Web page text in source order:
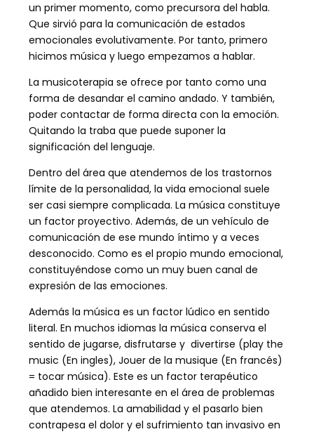
un primer momento, como precursora del habla.
Que sirvió para la comunicación de estados
emocionalesevolutivamente. Por tanto, primero
hicimos música y luego empezamos a hablar.
La musicoterapia se ofrece por tanto como una
forma de desandar el camino andado. Y también,
poder contactar de forma directa con la emoción.
Quitando la traba que puede suponer la
significación del lenguaje.
Dentro del área que atendemos de los trastornos
límite de la personalidad, la vida emocional suele
ser casi siempre complicada.La música constituye
un factor proyectivo. Además, de un vehículo de
comunicación de ese mundo íntimo y a veces
desconocido. Como es el propio mundo emocional,
constituyéndose como un muy buen canal de
expresión de las emociones.
Además la música es un factor lúdico en sentido
literal. En muchos idiomas la música conserva el
sentido de jugarse, disfrutarse y divertirse (play the
music (En ingles), Jouer de la musique (En francés)
= tocar música). Este es un factor terapéutico
añadido bien interesante en el área de problemas
que atendemos. La amabilidad y el pasarlo bien
contrapesa el dolor y el sufrimiento tan invasivo en